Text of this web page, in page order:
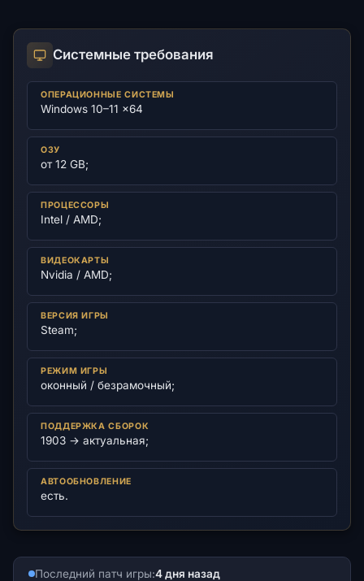
Системные требования
ОПЕРАЦИОННЫЕ СИСТЕМЫ
Windows 10–11 x64
ОЗУ
от 12 GB;
ПРОЦЕССОРЫ
Intel / AMD;
ВИДЕОКАРТЫ
Nvidia / AMD;
ВЕРСИЯ ИГРЫ
Steam;
РЕЖИМ ИГРЫ
оконный / безрамочный;
ПОДДЕРЖКА СБОРОК
1903 → актуальная;
АВТООБНОВЛЕНИЕ
есть.
Последний патч игры:4 дня назад